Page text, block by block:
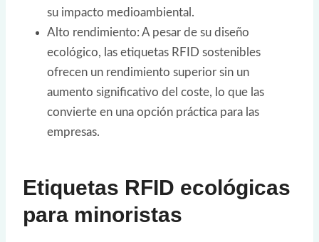
su impacto medioambiental.
Alto rendimiento: A pesar de su diseño
ecológico, las etiquetas RFID sostenibles
ofrecen un rendimiento superior sin un
aumento significativo del coste, lo que las
convierte en una opción práctica para las
empresas.
Etiquetas RFID ecológicas
para minoristas